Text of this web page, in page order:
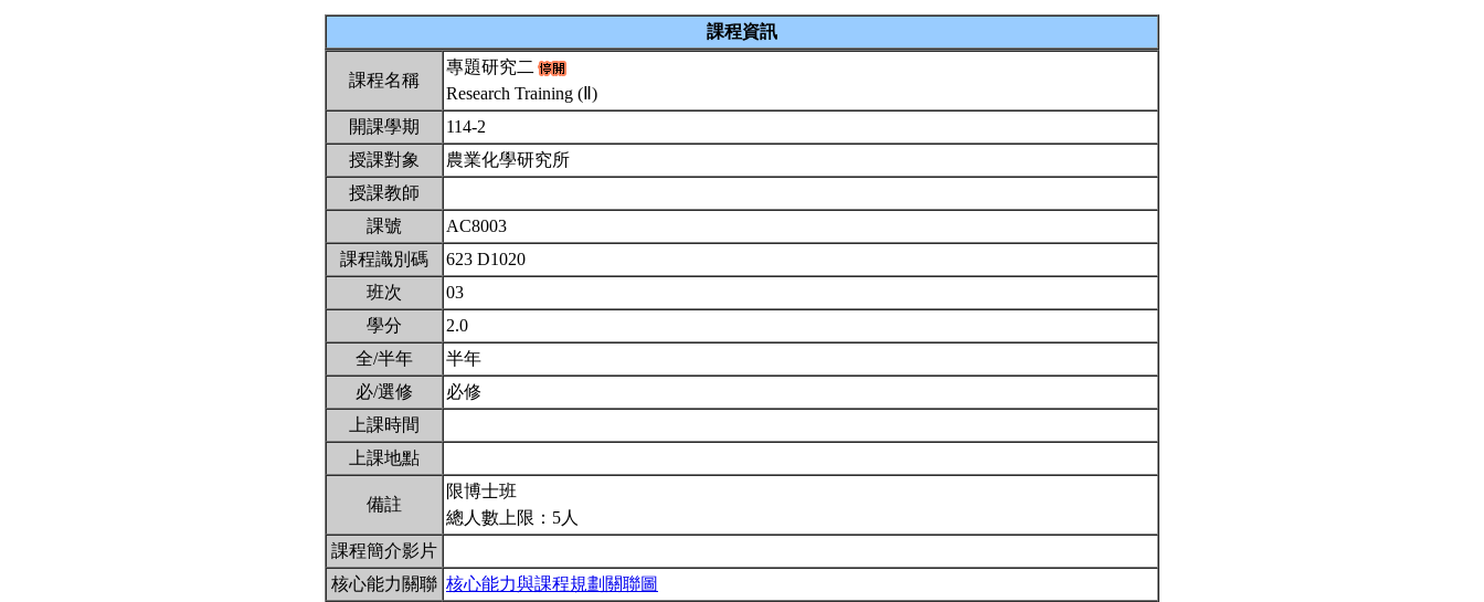
課程資訊
課程名稱
專題研究二
Research Training (Ⅱ)
開課學期
114-2
授課對象
農業化學研究所
授課教師
課號
AC8003
課程識別碼
623 D1020
班次
03
學分
2.0
全/半年
半年
必/選修
必修
上課時間
上課地點
備註
限博士班
總人數上限：5人
課程簡介影片
核心能力關聯 核心能力與課程規劃關聯圖